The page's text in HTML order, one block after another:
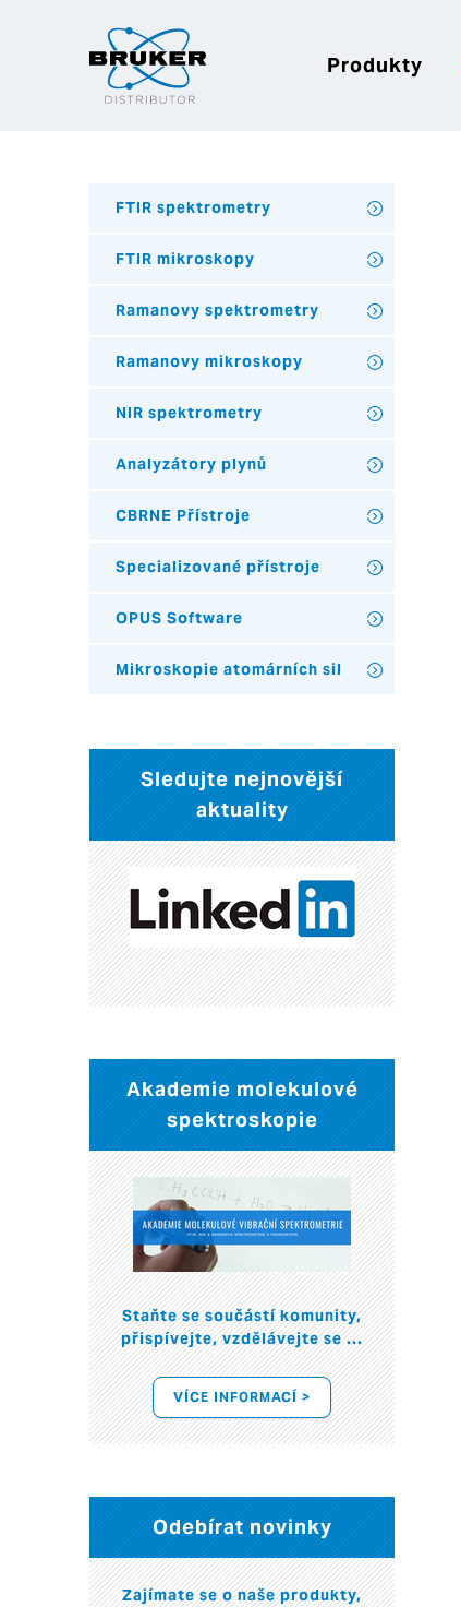
Produkty
FTIR spektrometry
FTIR mikroskopy
Ramanovy spektrometry
Ramanovy mikroskopy
NIR spektrometry
Analyzátory plynů
CBRNE Přístroje
Specializované přístroje
OPUS Software
Mikroskopie atomárních sil
Sledujte nejnovější
aktuality
Akademie molekulové
spektroskopie
Staňte se součástí komunity,
přispívejte, vzdělávejte se ...
VÍCE INFORMACÍ >
Odebírat novinky
Zajímate se o naše produkty,